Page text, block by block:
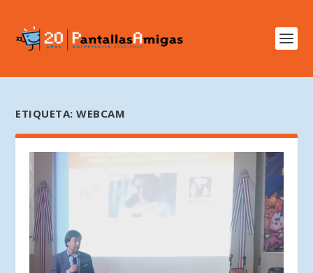
ETIQUETA:WEBCAM